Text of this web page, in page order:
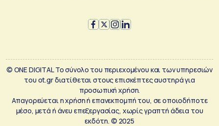
© ONE DIGITAL Το σύνολο του περιεχομένου και των υπηρεσιών
του ot.gr διατίθεται στους επισκέπτες αυστηρά για
προσωπική χρήση.
Απαγορεύεται η χρήση ή επανεκπομπή του, σε οποιοδήποτε
μέσο, μετά ή άνευ επεξεργασίας, χωρίς γραπτή άδεια του
εκδότη. © 2025